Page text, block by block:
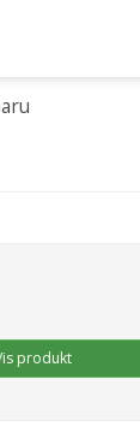
produkt